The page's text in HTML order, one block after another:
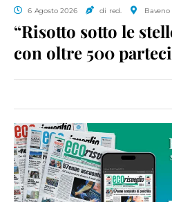
6 Agosto 2026 di red. Baveno
“Risotto sotto le
con oltre 500